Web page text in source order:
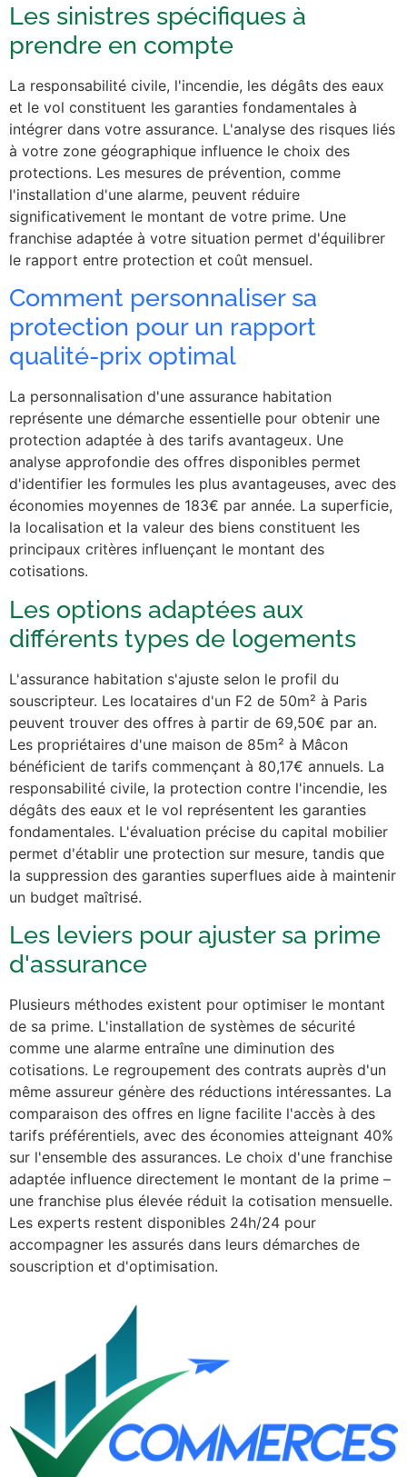
Les sinistres spécifiques à
prendre en compte
La responsabilité civile, l'incendie, les dégâts des eaux
et le vol constituent les garanties fondamentales à
intégrer dans votre assurance. L'analyse des risques liés
à votre zone géographique influence le choix des
protections. Les mesures de prévention, comme
l'installation d'une alarme, peuvent réduire
significativement le montant de votre prime. Une
franchise adaptée à votre situation permet d'équilibrer
le rapport entre protection et coût mensuel.
Comment personnaliser sa
protection pour un rapport
qualité-prix optimal
La personnalisation d'une assurance habitation
représente une démarche essentielle pour obtenir une
protection adaptée à des tarifs avantageux. Une
analyse approfondie des offres disponibles permet
d'identifier les formules les plus avantageuses, avec des
économies moyennes de 183€ par année. La superficie,
la localisation et la valeur des biens constituent les
principaux critères influençant le montant des
cotisations.
Les options adaptées aux
différents types de logements
L'assurance habitation s'ajuste selon le profil du
souscripteur. Les locataires d'un F2 de 50m² à Paris
peuvent trouver des offres à partir de 69,50€ par an.
Les propriétaires d'une maison de 85m² à Mâcon
bénéficient de tarifs commençant à 80,17€ annuels. La
responsabilité civile, la protection contre l'incendie, les
dégâts des eaux et le vol représentent les garanties
fondamentales. L'évaluation précise du capital mobilier
permet d'établir une protection sur mesure, tandis que
la suppression des garanties superflues aide à maintenir
un budget maîtrisé.
Les leviers pour ajuster sa prime
d'assurance
Plusieurs méthodes existent pour optimiser le montant
de sa prime. L'installation de systèmes de sécurité
comme une alarme entraîne une diminution des
cotisations. Le regroupement des contrats auprès d'un
même assureur génère des réductions intéressantes. La
comparaison des offres en ligne facilite l'accès à des
tarifs préférentiels, avec des économies atteignant 40%
sur l'ensemble des assurances. Le choix d'une franchise
adaptée influence directement le montant de la prime –
une franchise plus élevée réduit la cotisation mensuelle.
Les experts restent disponibles 24h/24 pour
accompagner les assurés dans leurs démarches de
souscription et d'optimisation.